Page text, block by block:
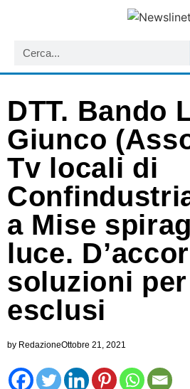
DTT. Bando
Giunco
Tv locali di
a Mise
luce.
soluzioni
esclusi
by RedazioneOttobre 21, 2021